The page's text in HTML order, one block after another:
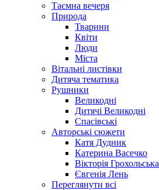
Таємна вечеря
Природа
Тварини
Квіти
Люди
Міста
Вітальні листівки
Дитяча тематика
Рушники
Великодні
Дитячі Великодні
Спасівські
Авторські сюжети
Катя Дудник
Катерина Васечко
Вікторія Грохольська
Євгенія Лень
Переглянути всі